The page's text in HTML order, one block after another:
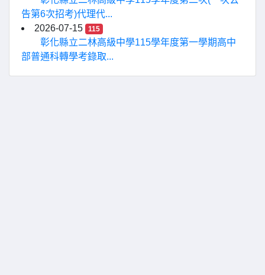
告第6次招考)代理代...
2026-07-15
115
彰化縣立二林高級中學115學年度第一學期高中
部普通科轉學考錄取...